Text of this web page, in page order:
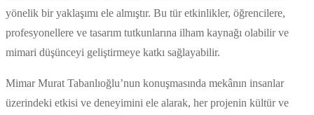
yönelik bir yaklaşımı ele almıştır. Bu tür etkinlikler, öğrencilere,
profesyonellere ve tasarım tutkunlarına ilham kaynağı olabilir ve
mimari düşünceyi geliştirmeye katkı sağlayabilir.
Mimar Murat Tabanlıoğlu’nun konuşmasında mekânın insanlar
üzerindeki etkisi ve deneyimini ele alarak, her projenin kültür ve